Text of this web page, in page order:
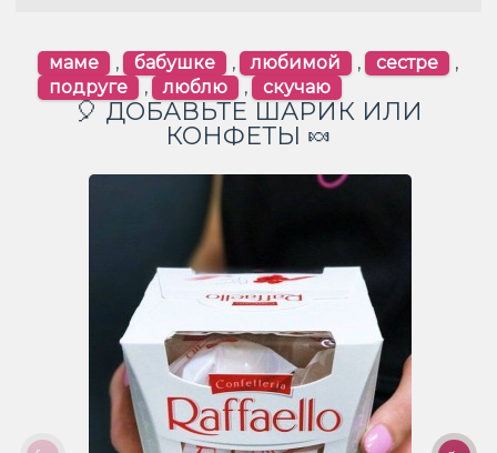
маме , бабушке , любимой , сестре
,
подруге
, люблю , скучаю
🎈 ДОБАВЬТЕ ШАРИК ИЛИ
КОНФЕТЫ 🍬